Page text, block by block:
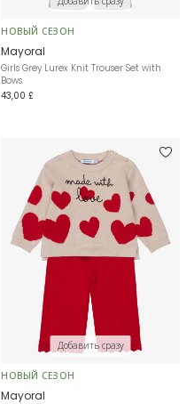
НОВЫЙ СЕЗОН
Mayoral
Girls Grey Lurex Knit Trouser Set with
Bows
43,00 £
Добавить сразу
НОВЫЙ СЕЗОН
Mayoral